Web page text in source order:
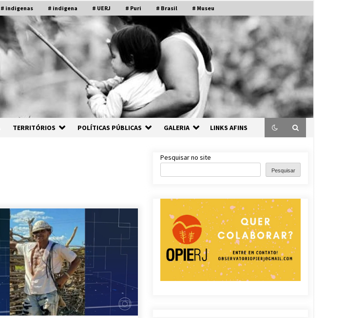
# indigenas # indigena # UERJ # Puri # Brasil # Museu
TERRITÓRIOS POLÍTICAS PÚBLICAS GALERIA LINKS AFINS
Pesquisar no site
Pesquisar